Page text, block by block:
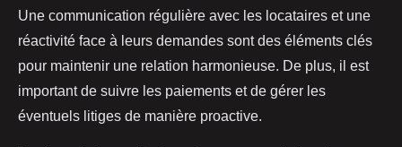
Une communication régulière avec les locataires et une
réactivité face à leurs demandes sont des éléments clés
pour maintenir une relation harmonieuse. De plus, il est
important de suivre les paiements et de gérer les
éventuels litiges de manière proactive.